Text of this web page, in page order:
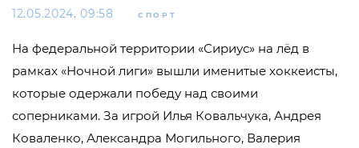
12.05.2024, 09:58 СПОРТ
На федеральной территории «Сириус» на лёд в
рамках «Ночной лиги» вышли именитые хоккеисты,
которые одержали победу над своими
соперниками. За игрой Илья Ковальчука, Андрея
Коваленко, Александра Могильного, Валерия